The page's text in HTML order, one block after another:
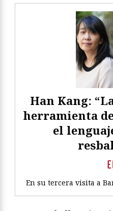
Han Kang:
herramienta
el
En su tercera visita a